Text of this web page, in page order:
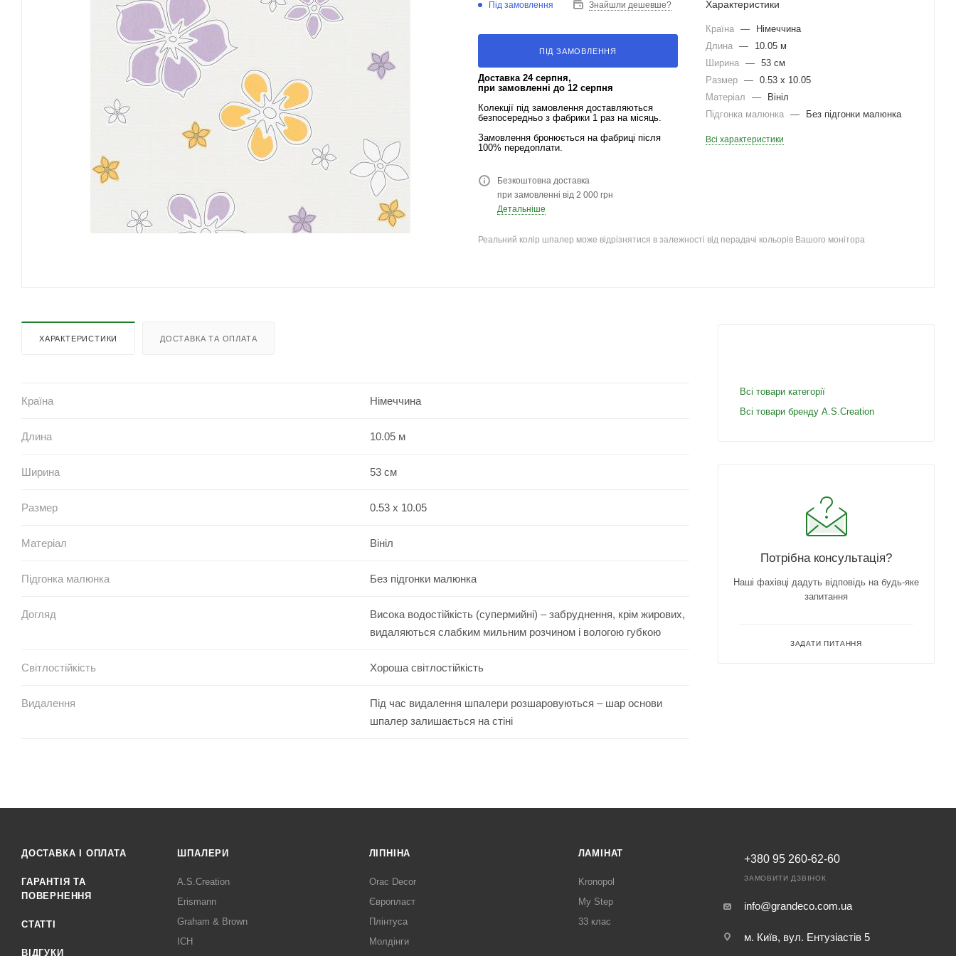
Під замовлення Знайшли дешевше?
ПІД ЗАМОВЛЕННЯ
Доставка 24 серпня,
при замовленні до 12 серпня
Колекції під замовлення доставляються
безпосередньо з фабрики 1 раз на місяць.
Замовлення бронюється на фабриці після
100% передоплати.
Безкоштовна доставка
при замовленні від 2 000 грн
Детальніше
Характеристики
Країна —
Німеччина
Длина —
10.05 м
Ширина — 53 см
Размер — 0.53 x 10.05
Матеріал
—
Вініл
Підгонка малюнка — Без підгонки малюнка
Всі характеристики
Реальний колір шпалер може відрізнятися в залежності від перадачі кольорів Вашого монітора
ХАРАКТЕРИСТИКИ ДОСТАВКА ТА ОПЛАТА
Країна Німеччина
Длина 10.05 м
Ширина 53 см
Размер 0.53 x 10.05
Матеріал Вініл
Підгонка малюнка Без підгонки малюнка
Догляд
Висока водостійкість (супермийні) – забруднення, крім жирових,
видаляються слабким мильним розчином і вологою губкою
Світлостійкість Хороша світлостійкість
Видалення
Під час видалення шпалери розшаровуються – шар основи
шпалер залишається на стіні
Всі товари категорії
Всі товари бренду A.S.Creation
Потрібна консультація?
Наші фахівці дадуть відповідь на будь-яке
запитання
ЗАДАТИ ПИТАННЯ
ДОСТАВКА І ОПЛАТА
ГАРАНТІЯ ТА
ПОВЕРНЕННЯ
СТАТТІ
ВІДГУКИ
ШПАЛЕРИ
A.S.Creation
Erismann
Graham & Brown
ICH
ЛІПНІНА
Orac Decor
Європласт
Плінтуса
Молдінги
ЛАМІНАТ
Kronopol
My Step
33 клас
+380 95 260-62-60
ЗАМОВИТИ ДЗВІНОК
info@grandeco.com.ua
м. Київ, вул. Ентузіастів 5